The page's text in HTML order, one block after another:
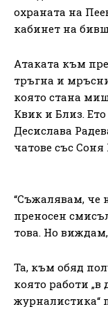
охраната на
кабинет на
Атаката към
тръгна и
която стана
Квик и Близ.
Десислава
чатове със Соня
“Съжалявам, че
преносен
това. Но
Та, към обяд
която работи „в
журналистика“